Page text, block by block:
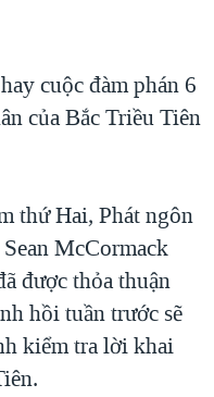
MỸ: QUÁ KHỨ VÀ HIỆN
GAZA
THẮNG CUỘC'
cuộc đàm phán 6
của Bắc Triều Tiên
thứ Hai, Phát ngôn
McCormack
được thỏa thuận
hồi tuần trước sẽ
kiểm tra lời khai